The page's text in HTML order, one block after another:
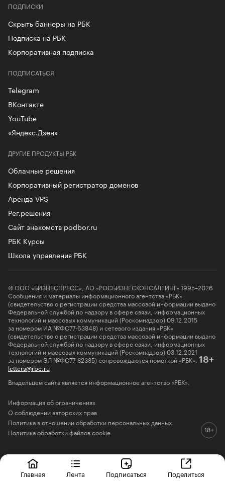
ПОДПИСКИ
Скрыть баннеры на РБК
Подписка на РБК
Корпоративная подписка
ДРУГИЕ ПРОДУКТЫ РБК
Облачные решения
Корпоративный регистратор доменов
Аренда VPS
Рег.решения
Сайт знакомств podbor.ru
РБК Курсы
Школа управления РБК
ПОДПИСАТЬСЯ
Telegram
ВКонтакте
YouTube
«Яндекс.Дзен»
© ООО «БИЗНЕСПРЕСС», АО «РОСБИЗНЕСКОНСАЛТИНГ» 1995–2026
Сообщения и материалы информационного агентства «РБК»
(свидетельство о регистрации средства массовой информации выдано
Федеральной службой по надзору в сфере связи, информационных
технологий и массовых коммуникаций (Роскомнадзор) 09.12.2015
за номером ИА №ФС77-63848) и сетевого издания «РБК»
(свидетельство о регистрации средства массовой информации выдано
Федеральной службой по надзору в сфере связи, информационных
технологий и массовых коммуникаций (Роскомнадзор) 03.12.2021
за номером ЭЛ №ФС77-82385) сопровождаются пометкой «РБК». 18+
letters@rbc.ru
Владельцем сайта является информационное агентство «РБК».
Информация об ограничениях
О соблюдении авторских прав
Политика в отношении обработки персональных данных
Политика обработки файлов cookie
Главная Лента Подписаться Поделиться